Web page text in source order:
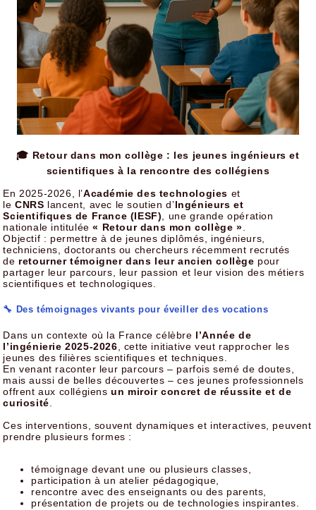
🎓 Retour dans mon collège : les jeunes ingénieurs et
scientifiques à la rencontre des collégiens
En 2025-2026, l’Académie des technologies et
leCNRS lancent, avec le soutien d’Ingénieurs et
Scientifiques de France (IESF) , une grande opération
nationale intitulée« Retour dans mon collège »
Objectif : permettre à de jeunes diplômés, ingénieurs,
techniciens, doctorants ou chercheurs récemment recrutés
de retourner témoigner dans leur ancien collège pour
partager leur parcours, leur passion et leur vision des métiers
scientifiques et technologiques.
🔧 Des témoignages vivants pour éveiller des vocations
Dans un contexte où la France célèbre l’Année de
l’ingénierie 2025-2026 , cette initiative veut rapprocher les
jeunes des filières scientifiques et techniques.
En venant raconter leur parcours – parfois semé de doutes,
mais aussi de belles découvertes – ces jeunes professionnels
offrent aux collégiensun miroir concret de réussite et de
curiosité
Ces interventions, souvent dynamiques et interactives, peuvent
prendre plusieurs formes :
témoignage devant une ou plusieurs classes,
participation à un atelier pédagogique,
rencontre avec des enseignants ou des parents,
présentation de projets ou de technologies inspirantes.